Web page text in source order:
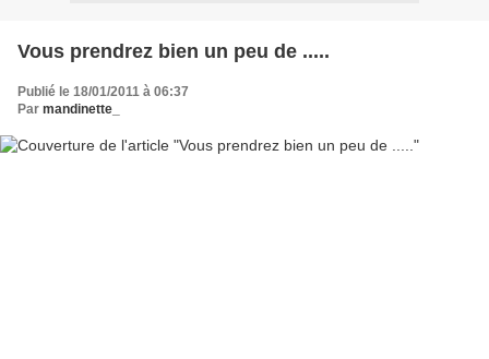
Vous prendrez bien un peu de .....
Publié le 18/01/2011 à 06:37
Par mandinette_